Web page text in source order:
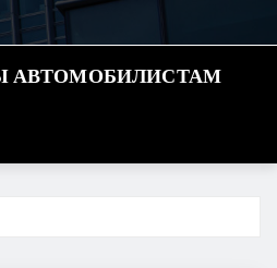
АВТОМОБИЛИСТАМ